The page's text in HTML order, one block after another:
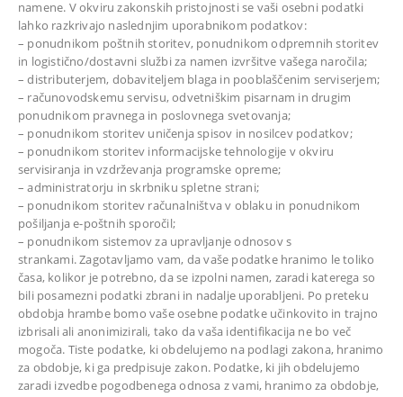
namene. V okviru zakonskih pristojnosti se vaši osebni podatki
lahko razkrivajo naslednjim uporabnikom podatkov:
– ponudnikom poštnih storitev, ponudnikom odpremnih storitev
in logistično/dostavni službi za namen izvršitve vašega naročila;
– distributerjem, dobaviteljem blaga in pooblaščenim serviserjem;
– računovodskemu servisu, odvetniškim pisarnam in drugim
ponudnikom pravnega in poslovnega svetovanja;
– ponudnikom storitev uničenja spisov in nosilcev podatkov;
– ponudnikom storitev informacijske tehnologije v okviru
servisiranja in vzdrževanja programske opreme;
– administratorju in skrbniku spletne strani;
– ponudnikom storitev računalništva v oblaku in ponudnikom
pošiljanja e-poštnih sporočil;
– ponudnikom sistemov za upravljanje odnosov s
strankami. Zagotavljamo vam, da vaše podatke hranimo le toliko
časa, kolikor je potrebno, da se izpolni namen, zaradi katerega so
bili posamezni podatki zbrani in nadalje uporabljeni. Po preteku
obdobja hrambe bomo vaše osebne podatke učinkovito in trajno
izbrisali ali anonimizirali, tako da vaša identifikacija ne bo več
mogoča. Tiste podatke, ki obdelujemo na podlagi zakona, hranimo
za obdobje, ki ga predpisuje zakon. Podatke, ki jih obdelujemo
zaradi izvedbe pogodbenega odnosa z vami, hranimo za obdobje,